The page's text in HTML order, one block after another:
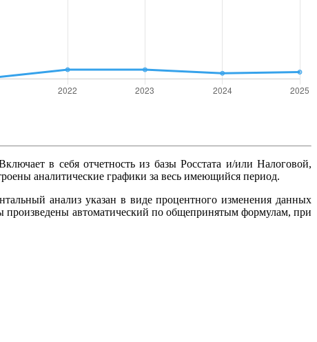
в себя отчетность из базы Росстата и/или Налоговой,
аналитические графики за весь имеющийся период.
анализ указан в виде процентного изменения данных
произведены автоматический по общепринятым формулам, при